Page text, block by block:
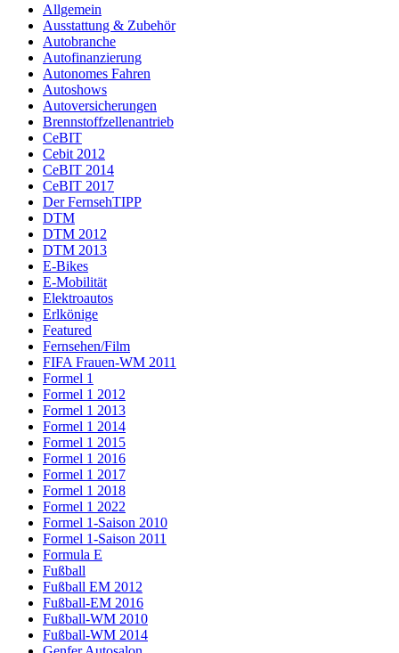
Allgemein
Ausstattung & Zubehör
Autobranche
Autofinanzierung
Autonomes Fahren
Autoshows
Autoversicherungen
Brennstoffzellenantrieb
CeBIT
Cebit 2012
CeBIT 2014
CeBIT 2017
Der FernsehTIPP
DTM
DTM 2012
DTM 2013
E-Bikes
E-Mobilität
Elektroautos
Erlkönige
Featured
Fernsehen/Film
FIFA Frauen-WM 2011
Formel 1
Formel 1 2012
Formel 1 2013
Formel 1 2014
Formel 1 2015
Formel 1 2016
Formel 1 2017
Formel 1 2018
Formel 1 2022
Formel 1-Saison 2010
Formel 1-Saison 2011
Formula E
Fußball
Fußball EM 2012
Fußball-EM 2016
Fußball-WM 2010
Fußball-WM 2014